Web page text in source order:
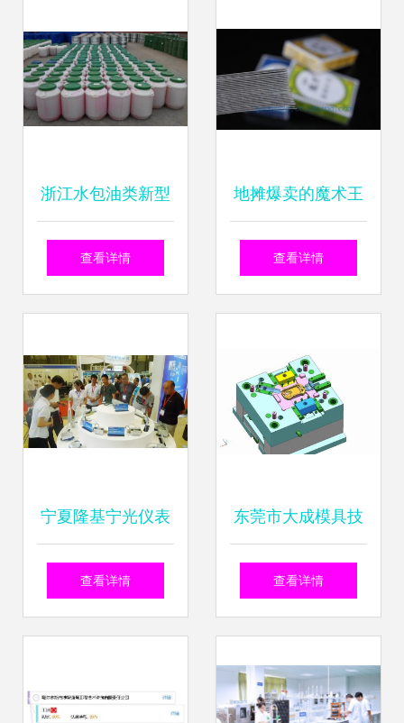
浙江水包油类新型
乳化剂厂家直销，
接方案
查看详情
地摊爆卖的魔术王
牌 77克原子牌术盈
技术入门指南
查看详情
宁夏隆基宁光仪表
股份技术咨询详解
查看详情
东莞市大成模具技
术咨询 手机类模具
全流程解决方案
查看详情